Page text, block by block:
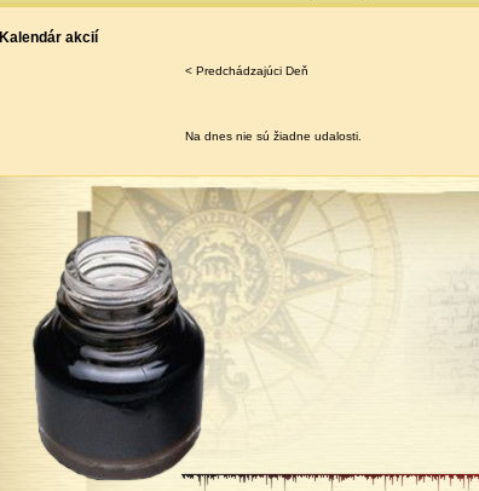
Kalendár akcií
< Predchádzajúci Deň
Na dnes nie sú žiadne udalosti.